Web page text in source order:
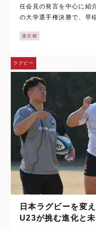
任会見の発言を中心に紹介する。 就任会見
の大学選手権決勝で、早
（ヘッドコーチ）を務め
東京都
ラグビー
日本ラグビーを変
U23が挑む進化と